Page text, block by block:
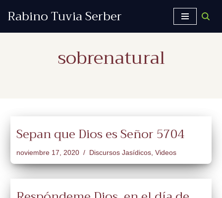
Rabino Tuvia Serber
sobrenatural
Sepan que Dios es Señor 5704
noviembre 17, 2020 Discursos Jasídicos, Videos